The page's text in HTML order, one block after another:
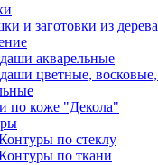
и заготовки из
акварельные
цветные,
по коже "Декола"
по стеклу
по ткани